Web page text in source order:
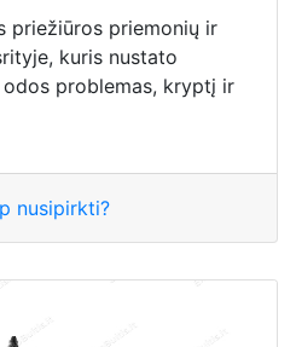
priežiūros priemonių ir
kuris nustato
problemas, kryptį ir
nusipirkti?